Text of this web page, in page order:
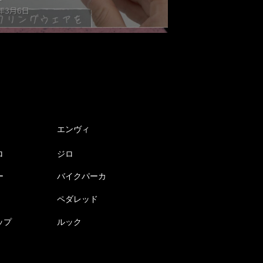
エンヴィ
ジロ
バイクパーカ
ペダレッド
プ ルック